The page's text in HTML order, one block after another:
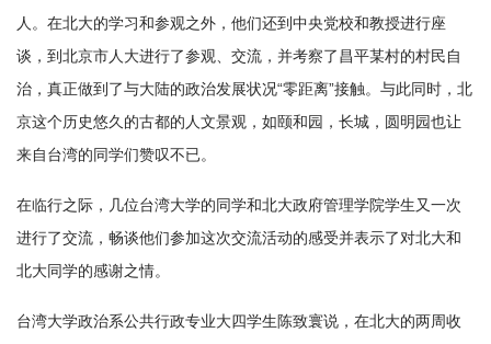
人。在北大的学习和参观之外，他们还到中央党校和教授进行座
谈，到北京市人大进行了参观、交流，并考察了昌平某村的村民自
治，真正做到了与大陆的政治发展状况“零距离”接触。与此同时，北
京这个历史悠久的古都的人文景观，如颐和园，长城，圆明园也让
来自台湾的同学们赞叹不已。
在临行之际，几位台湾大学的同学和北大政府管理学院学生又一次
进行了交流，畅谈他们参加这次交流活动的感受并表示了对北大和
北大同学的感谢之情。
台湾大学政治系公共行政专业大四学生陈致寰说，在北大的两周收